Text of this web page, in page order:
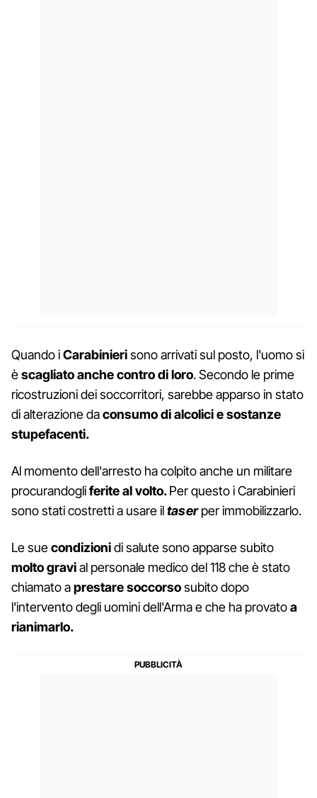
Quando iCarabinierisono arrivati sul posto, l'uomo si
èscagliato anche contro di loro. Secondo le prime
ricostruzioni dei soccorritori, sarebbe apparso in stato
di alterazione daconsumo di alcolici e sostanze
stupefacenti.
Al momento dell'arresto ha colpito anche un militare
procurandogliferite al volto.Per questo i Carabinieri
sono stati costretti a usare iltaserper immobilizzarlo.
Le suecondizionidi salute sono apparse subito
molto gravial personale medico del 118 che è stato
chiamato aprestare soccorsosubito dopo
l'intervento degli uomini dell'Arma e che ha provatoa
rianimarlo.